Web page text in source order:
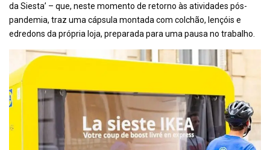
da Siesta’ – que, neste momento de retorno às atividades pós-
pandemia, traz uma cápsula montada com colchão, lençóis e
edredons da própria loja, preparada para uma pausa no trabalho.